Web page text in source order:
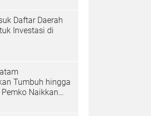
Daftar Daerah
Investasi di
Tumbuh hingga
Pemko Naikkan
Daerah